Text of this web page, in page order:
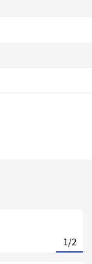
1/2